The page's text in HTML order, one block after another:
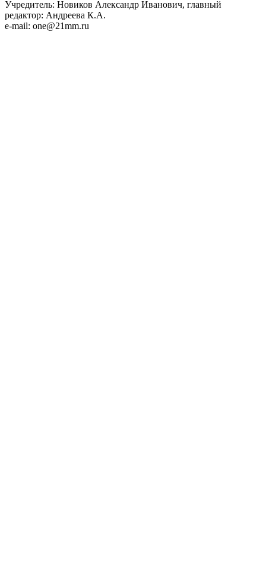
Учредитель: Новиков Александр Иванович, главный
редактор: Андреева К.А.
e-mail: one@21mm.ru